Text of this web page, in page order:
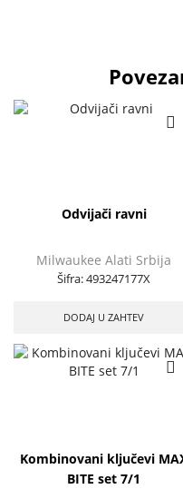
Odvijači ravni
Milwaukee Alati Srbija
Šifra:493247177X
DODAJ U ZAHTEV
Kombinovani ključevi
BITE set 7/1